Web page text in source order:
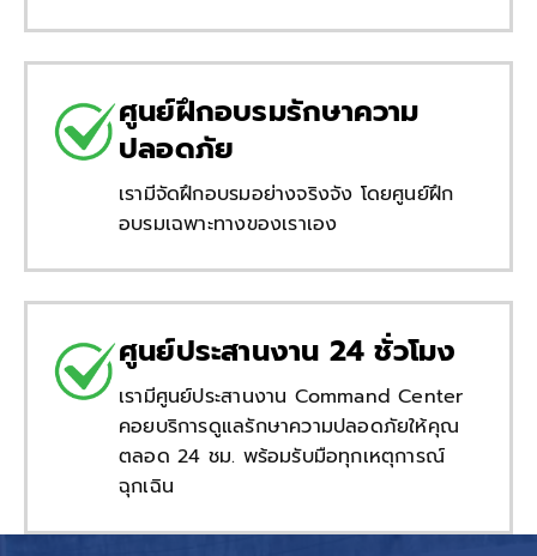
ศูนย์ฝึกอบรมรักษาความ
ปลอดภัย
เรามีจัดฝึกอบรมอย่างจริงจัง โดยศูนย์ฝึก
อบรมเฉพาะทางของเราเอง
ศูนย์ประสานงาน 24 ชั่วโมง
เรามีศูนย์ประสานงาน Command Center
คอยบริการดูแลรักษาความปลอดภัยให้คุณ
ตลอด 24 ชม. พร้อมรับมือทุกเหตุการณ์
ฉุกเฉิน